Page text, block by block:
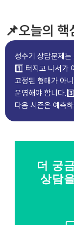
📌오늘의 핵
성수기 상담문제
1️⃣ 터지고 나서가
고정된 형태가 아
운영해야 합니다.
다음 시즌은 예측
더 궁
상담